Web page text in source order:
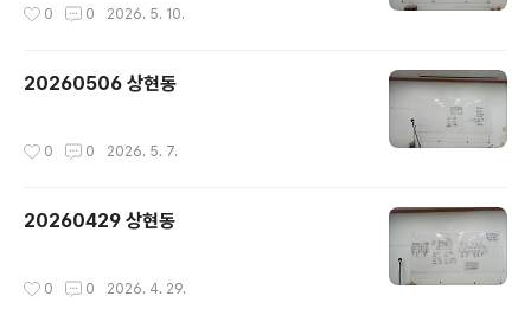
0 0 2026. 5. 10.
20260506 상현동
0 0 2026. 5. 7.
20260429 상현동
0 0 2026. 4. 29.